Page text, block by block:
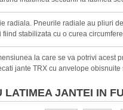
radiala. Pneurile radiale au pliuri
stabilizata cu o curea
la care se va potrivi acest
jante TRX cu anvelope obisnuite
LATIMEA JANTEI IN